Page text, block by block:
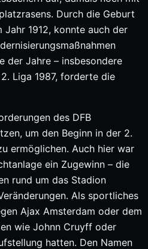
Durch die Geburt
Jahr 1912, konnte auch der
der Jahre – insbesondere
Liga 1987, forderte die
des DFB
um den Beginn in der 2.
ermöglichen. Auch hier war
ein Zugewinn – die
rund um das Stadion
Als sportliches
Ajax Amsterdam oder dem
wie Johnn Cruyff oder
hatten. Den Namen